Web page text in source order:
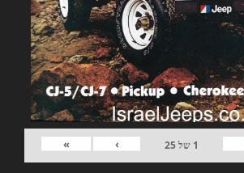
1 של25
›
»